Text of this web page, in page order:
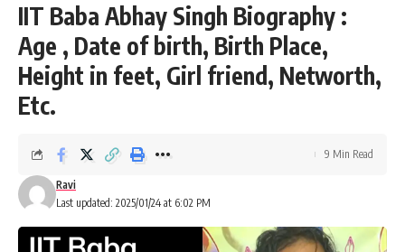
IIT Baba Abhay Singh Biography :
Age , Date of birth, Birth Place,
Height in feet, Girl friend, Networth,
Etc.
Last updated: 2025/01/24 at 6:02 PM
Ravi
9 Min Read